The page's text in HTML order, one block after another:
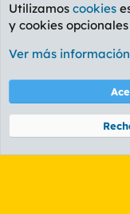
Foro General
Cookies
PL
Community platform by
Utilizamos cookies
y cookies
Ver más